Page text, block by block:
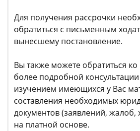
Для получения рассрочки
обратиться с письменным
вынесшему постановление.
Вы также можете обратиться ко
более подробной
изучением имеющихся у Вас
составления необходимых
документов (заявлений, жалоб,
на платной основе.